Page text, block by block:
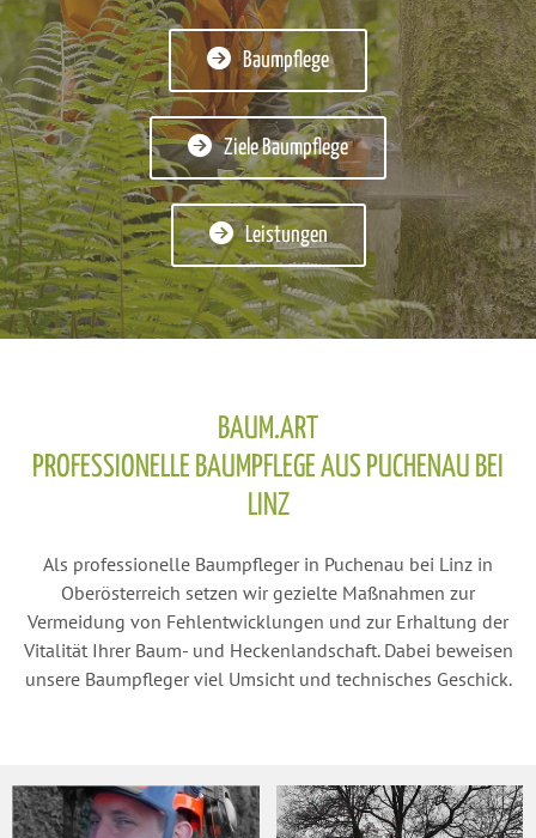
Baumpflege
Ziele Baumpflege
Leistungen
BAUM.ART
PROFESSIONELLE BAUMPFLEGE AUS PUCHENAU BEI
LINZ
Als professionelle Baumpfleger in Puchenau bei Linz in
Oberösterreich setzen wir gezielte Maßnahmen zur
Vermeidung von Fehlentwicklungen und zur Erhaltung der
Vitalität Ihrer Baum- und Heckenlandschaft. Dabei beweisen
unsere Baumpfleger viel Umsicht und technisches Geschick.